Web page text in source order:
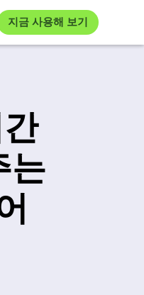
지금 사용해 보기
는